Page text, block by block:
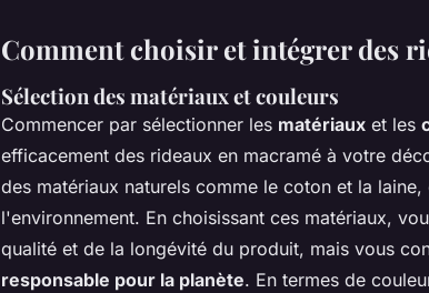
Comment choisir et intégrer des
Sélection des matériaux et couleurs
Commencer par sélectionner les matériaux et les
efficacement des rideaux en macramé à votre
des matériaux naturels comme le coton et la
l'environnement. En choisissant ces matériaux,
qualité et de la longévité du produit, mais vous
responsable pour la planète. En termes de